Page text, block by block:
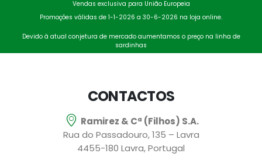
Vendas exclusiva para União Europeia
Promoções válidas de 1-1-2026 a 30-6-2026 na loja online.
Devido à atual conjetura de mercado aumentamos o preço na linha de
sardinhas
CONTACTOS
Ramirez & Cª (Filhos) S.A.
Rua do Passadouro, 135 – Lavra
4455-180 Lavra, Portugal